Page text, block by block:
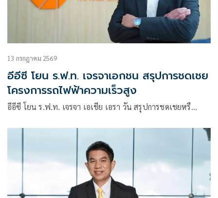
13 กรกฎาคม 2569
อีอีซี โยน ร.ฟ.ท. เจรจาเอกชน สรุปการชดเชย
โครงการรถไฟฟ้าความเร็วสูง
อีอีซี โยน ร.ฟ.ท. เจรจา เอเชีย เอรา วัน สรุปการชดเชยหรื…